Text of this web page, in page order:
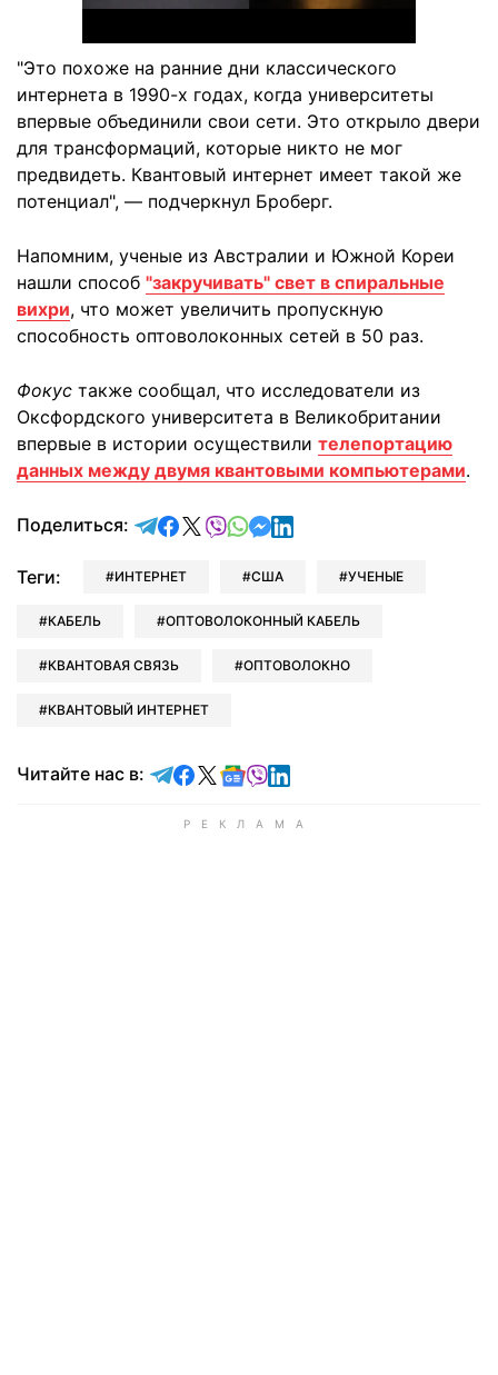
"Это похоже на ранние дни классического
интернета в 1990-х годах, когда университеты
впервые объединили свои сети. Это открыло двери
для трансформаций, которые никто не мог
предвидеть. Квантовый интернет имеет такой же
потенциал", — подчеркнул Броберг.
Напомним, ученые из Австралии и Южной Кореи
нашли способ "закручивать" свет в спиральные
вихри, что может увеличить пропускную
способность оптоволоконных сетей в 50 раз.
Фокус также сообщал, что исследователи из
Оксфордского университета в Великобритании
впервые в истории осуществили телепортацию
данных между двумя квантовыми компьютерами.
Поделиться: отправить в Telegram
поделиться в Facebook
поделиться в X
отправить в Viber
отправить в Whatsapp
отправить в Messenger
отправить в LinkedIn
Теги: ИНТЕРНЕТ США УЧЕНЫЕ
КАБЕЛЬ ОПТОВОЛОКОННЫЙ КАБЕЛЬ
КВАНТОВАЯ СВЯЗЬ ОПТОВОЛОКНО
КВАНТОВЫЙ ИНТЕРНЕТ
Читайте нас в: Читайте в Telegram
Читайте в Facebook
Читайте в X
Читайте в Google news
Читайте в Viber
Читайте в LinkedIn